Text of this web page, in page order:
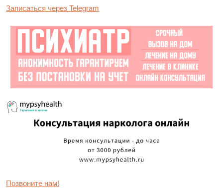
Записаться через Telegram
Позвоните нам!